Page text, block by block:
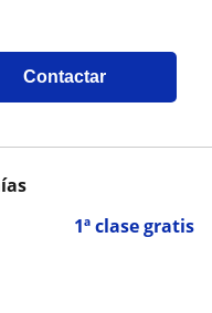
Contactar
1ª clase gratis